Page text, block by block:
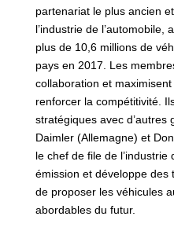
partenariat le plus ancien
l’industrie de l’automobile,
plus de 10,6 millions de
pays en 2017. Les
collaboration et
renforcer la compétitivité.
stratégiques avec d’autres
Daimler (Allemagne) et
le chef de file de
émission et développe des
de proposer les véhicules
abordables du futur.